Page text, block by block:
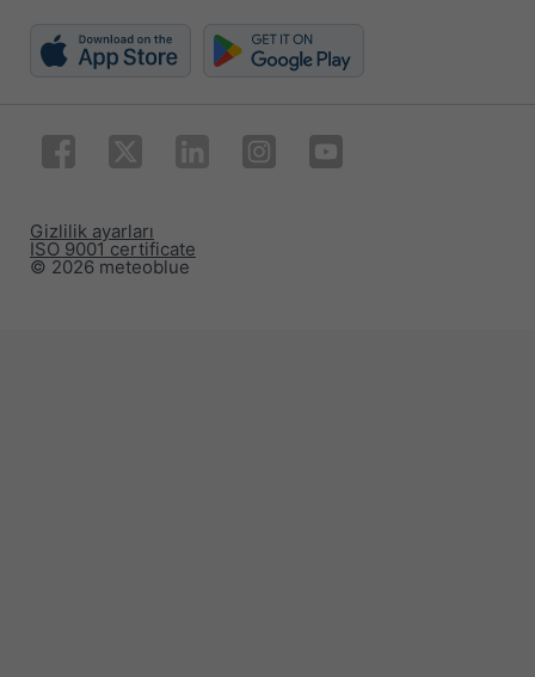
© 2026 meteoblue
ISO 9001 certificate
Gizlilik ayarları